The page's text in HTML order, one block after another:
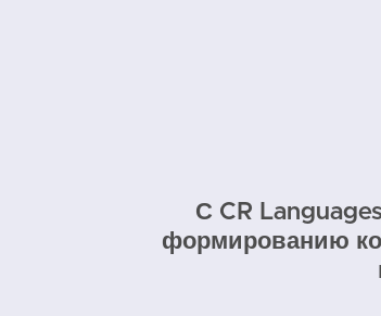
С CR
формированию